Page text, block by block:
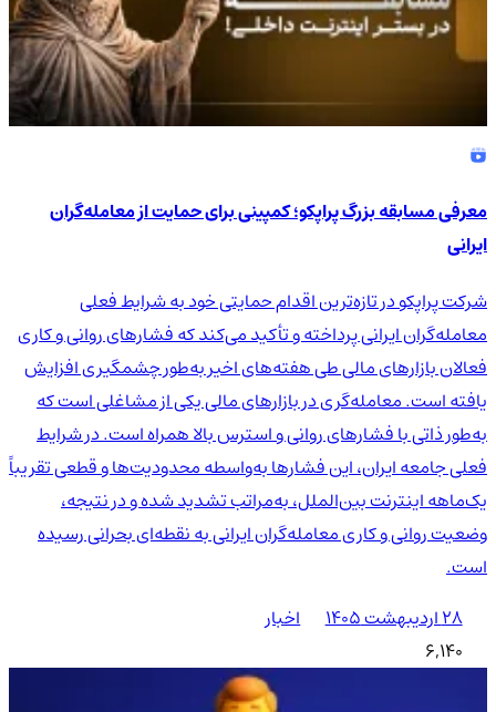
معرفی مسابقه بزرگ پراپکو؛ کمپینی برای حمایت از معامله‌گران
ایرانی
شرکت پراپکو در تازه‌ترین اقدام حمایتی خود به شرایط فعلی
معامله‌گران ایرانی پرداخته و تأکید می‌کند که فشارهای روانی و کاری
فعالان بازارهای مالی طی هفته‌های اخیر به‌طور چشمگیری افزایش
یافته است. معامله‌گری در بازارهای مالی یکی از مشاغلی است که
به‌طور ذاتی با فشارهای روانی و استرس بالا همراه است. در شرایط
فعلی جامعه ایران، این فشارها به‌واسطه محدودیت‌ها و قطعی تقریباً
یک‌ماهه اینترنت بین‌الملل، به‌مراتب تشدید شده و در نتیجه،
وضعیت روانی و کاری معامله‌گران ایرانی به نقطه‌ای بحرانی رسیده
است.
۲۸ اردیبهشت ۱۴۰۵
اخبار
6,140